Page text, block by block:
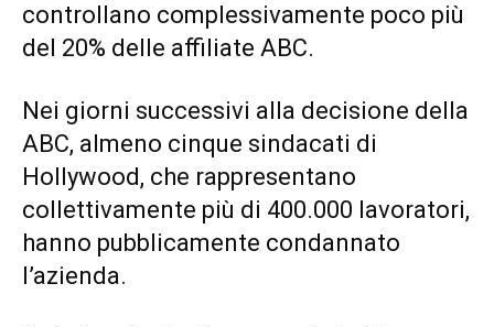
controllano complessivamente poco più
del 20% delle affiliate ABC.
Nei giorni successivi alla decisione della
ABC, almeno cinque sindacati di
Hollywood, che rappresentano
collettivamente più di 400.000 lavoratori,
hanno pubblicamente condannato
l’azienda.